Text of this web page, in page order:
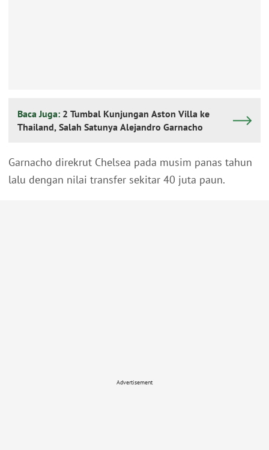
Baca Juga: 2 Tumbal Kunjungan Aston Villa ke
Thailand, Salah Satunya Alejandro Garnacho
Garnacho direkrut Chelsea pada musim panas tahun
lalu dengan nilai transfer sekitar 40 juta paun.
Advertisement